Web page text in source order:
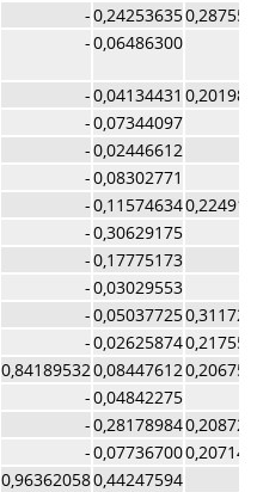
-0,24253635
-0,06486300
-0,04134431
-0,07344097
-0,02446612
-0,08302771
-0,11574634
-0,30629175
-0,17775173
-0,03029553
-0,05037725
-0,02625874
0,841895320,08447612
-0,04842275
-0,28178984
-0,07736700
0,963620580,44247594